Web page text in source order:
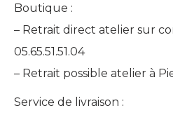
Boutique :
– Retrait direct atelier sur
05.65.51.51.04
– Retrait possible atelier à
Service de livraison :